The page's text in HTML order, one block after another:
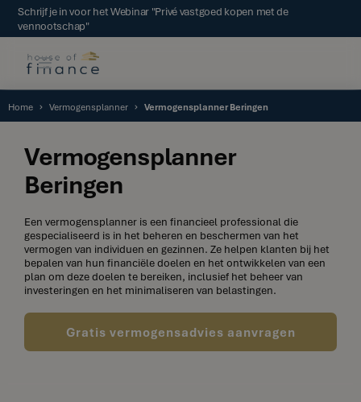
Schrijf je in voor het Webinar "Privé vastgoed kopen met de
vennootschap"
Home Vermogensplanner Vermogensplanner Beringen
Vermogensplanner
Beringen
Een vermogensplanner is een financieel professional die
gespecialiseerd is in het beheren en beschermen van het
vermogen van individuen en gezinnen. Ze helpen klanten bij het
bepalen van hun financiële doelen en het ontwikkelen van een
plan om deze doelen te bereiken, inclusief het beheer van
investeringen en het minimaliseren van belastingen.
Gratis vermogensadvies aanvragen